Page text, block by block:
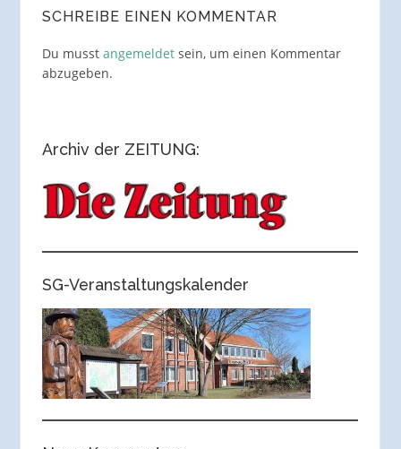
SCHREIBE EINEN KOMMENTAR
Du musst angemeldetsein, um einen Kommentar
abzugeben.
Archiv der ZEITUNG:
SG-Veranstaltungskalender